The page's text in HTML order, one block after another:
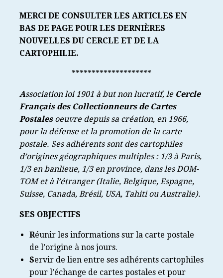
MERCI DE CONSULTER LES ARTICLES EN
BAS DE PAGE POUR LES DERNIÈRES
NOUVELLES DU CERCLE ET DE LA
CARTOPHILIE.
********************
Association loi 1901 à but non lucratif, le Cercle
Français des Collectionneurs de Cartes
Postalesoeuvre depuis sa création, en 1966,
pour la défense et la promotion de la carte
postale. Ses adhérents sont des cartophiles
d’origines géographiques multiples : 1/3 à Paris,
1/3 en banlieue, 1/3 en province, dans les DOM-
TOM et à l’étranger (Italie, Belgique, Espagne,
Suisse, Canada, Brésil, USA, Tahiti ou Australie).
SES OBJECTIFS
Réunir les informations sur la carte postale
de l’origine à nos jours.
Servir de lien entre ses adhérents cartophiles
pour l’échange de cartes postales et pour